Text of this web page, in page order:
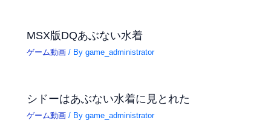
MSX版DQあぶない水着
ゲーム動画 / Bygame_administrator
シドーはあぶない水着に見とれた
ゲーム動画 / Bygame_administrator